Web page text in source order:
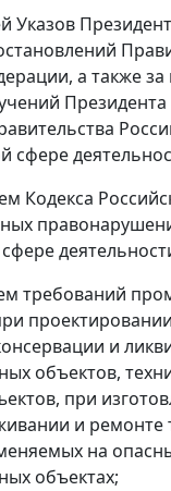
Указов
а также
Президента
сфере
Кодекса
требований
и
объектов,
при
и ремонте
на
объектах;